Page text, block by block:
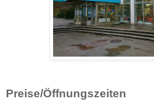
Preise/Öffnungszeiten